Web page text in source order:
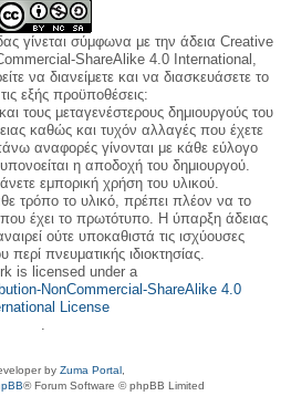
γίνεται σύμφωνα με την άδεια Creative
ShareAlike 4.0 International,
να διανείμετε και να διασκευάσετε το
εξής προϋποθέσεις:
τους μεταγενέστερους δημιουργούς του
καθώς και τυχόν αλλαγές που έχετε
αναφορές γίνονται με κάθε εύλογο
η αποδοχή του δημιουργού.
εμπορική χρήση του υλικού.
τρόπο το υλικό, πρέπει πλέον να το
που έχει το πρωτότυπο. Η ύπαρξη άδειας
ούτε υποκαθιστά τις ισχύουσες
περί πνευματικής ιδιοκτησίας.
is licensed under a
NonCommercial-ShareAlike 4.0
License
.
by Zuma Portal
® Forum Software © phpBB Limited